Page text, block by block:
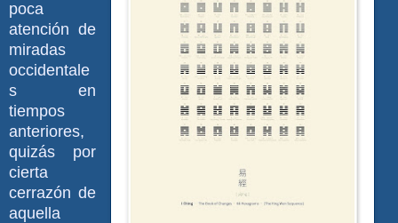
poca
atención de
miradas
occidentale
s en
tiempos
anteriores,
quizás por
cierta
cerrazón de
aquella